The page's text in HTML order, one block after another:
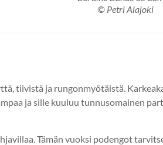
© Petri Alajoki
tiivistä ja rungonmyötäistä.
ja sille kuuluu tunnusomainen
Tämän vuoksi podengot